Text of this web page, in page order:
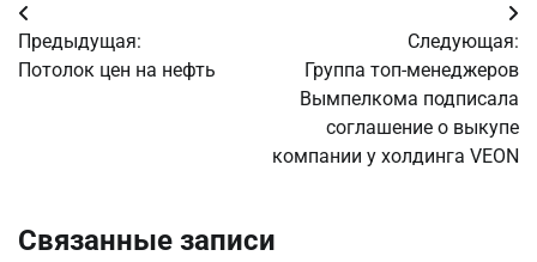
Навигация
по
Предыдущая:
Потолок цен на нефть
Следующая:
Группа топ-менеджеров
Вымпелкома подписала
соглашение о выкупе
компании у холдинга VEON
Связанные записи